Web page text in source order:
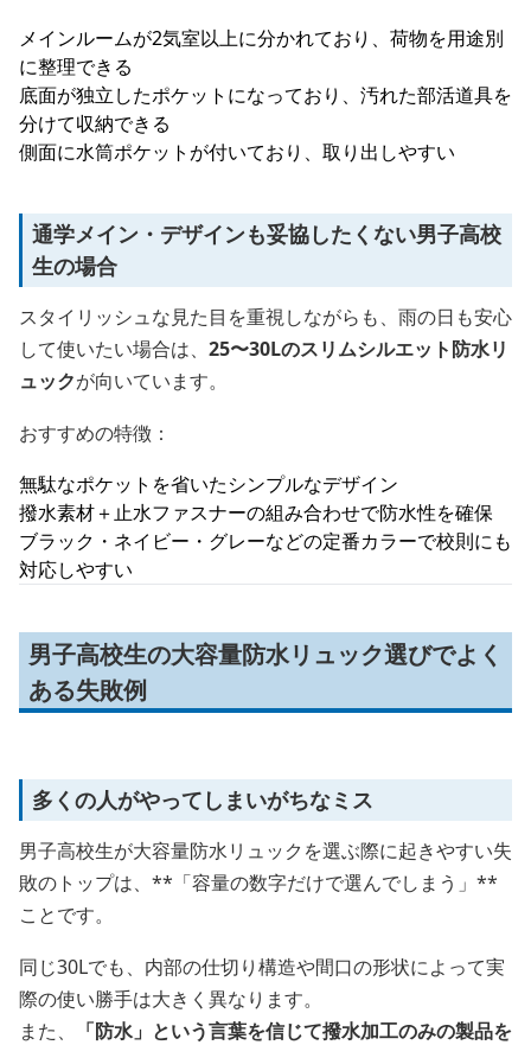
メインルームが2気室以上に分かれており、荷物を用途別
に整理できる
底面が独立したポケットになっており、汚れた部活道具を
分けて収納できる
側面に水筒ポケットが付いており、取り出しやすい
通学メイン・デザインも妥協したくない男子高校
生の場合
スタイリッシュな見た目を重視しながらも、雨の日も安心
して使いたい場合は、 25〜30Lのスリムシルエット防水リ
ュックが向いています。
おすすめの特徴：
無駄なポケットを省いたシンプルなデザイン
撥水素材＋止水ファスナーの組み合わせで防水性を確保
ブラック・ネイビー・グレーなどの定番カラーで校則にも
対応しやすい
男子高校生の大容量防水リュック選びでよく
ある失敗例
多くの人がやってしまいがちなミス
男子高校生が大容量防水リュックを選ぶ際に起きやすい失
敗のトップは、**「容量の数字だけで選んでしまう」**
ことです。
同じ30Lでも、内部の仕切り構造や間口の形状によって実
際の使い勝手は大きく異なります。
また、
「防水」という言葉を信じて撥水加工のみの製品を